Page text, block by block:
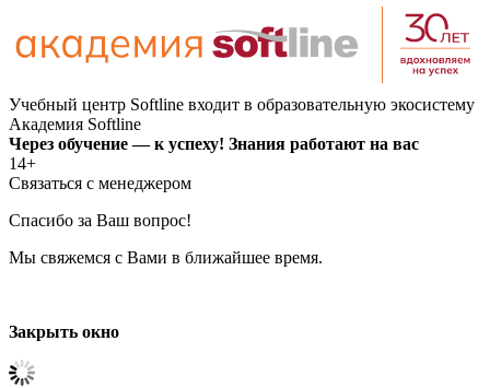
Учебный центр Softline входит в образовательную экосистему
Академия Softline
Через обучение — к успеху! Знания работают на вас
14+
Связаться с менеджером
Спасибо за Ваш вопрос!
Мы свяжемся с Вами в ближайшее время.
Закрыть окно